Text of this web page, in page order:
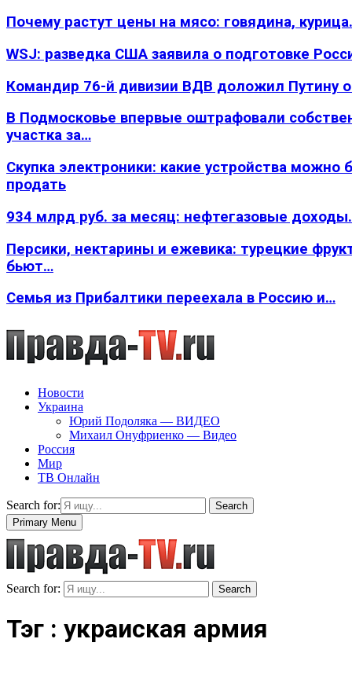
Почему растут цены на мясо: говядина,
WSJ: разведка США заявила о подготовке
Командир 76-й дивизии ВДВ доложил Путину
В Подмосковье впервые оштрафовали
участка за…
Скупка электроники: какие устройства можно
продать
934 млрд руб. за месяц: нефтегазовые
Персики, нектарины и ежевика: турецкие
бьют…
Семья из Прибалтики переехала в Россию и…
Новости
Украина
Юрий Подоляка — ВИДЕО
Михаил Онуфриенко — Видео
Россия
Мир
ТВ Онлайн
Search for:
Search
Primary Menu
Search for: Search
Тэг : украиская армия